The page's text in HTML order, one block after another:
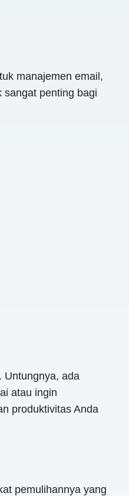
manajemen email,
sangat penting bagi
Untungnya, ada
atau ingin
produktivitas Anda
pemulihannya yang